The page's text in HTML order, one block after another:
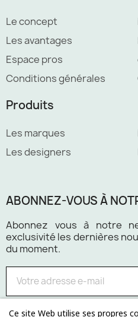
Le concept
Les avantages
Espace pros
Conditions générales
Produits
Les marques
Les designers
ABONNEZ-VOUS À
Abonnez vous à notre
exclusivité les dernières
du moment.
Ce site Web utilise ses propres